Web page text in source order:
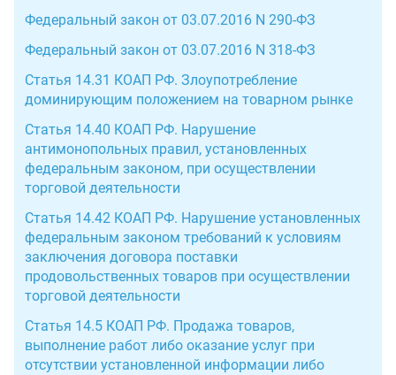
Федеральный закон от 03.07.2016 N 290-ФЗ
Федеральный закон от 03.07.2016 N 318-ФЗ
Статья 14.31 КОАП РФ. Злоупотребление
доминирующим положением на товарном рынке
Статья 14.40 КОАП РФ. Нарушение
антимонопольных правил, установленных
федеральным законом, при осуществлении
торговой деятельности
Статья 14.42 КОАП РФ. Нарушение установленных
федеральным законом требований к условиям
заключения договора поставки
продовольственных товаров при осуществлении
торговой деятельности
Статья 14.5 КОАП РФ. Продажа товаров,
выполнение работ либо оказание услуг при
отсутствии установленной информации либо